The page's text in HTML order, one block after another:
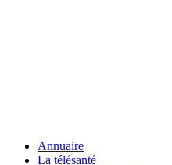
Annuaire
La télésanté